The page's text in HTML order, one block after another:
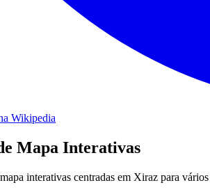
Wikipedia
Mapa Interativas
interativas centradas em Xiraz para